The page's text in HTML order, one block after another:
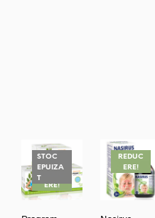
STOC
EPUIZA
TREDUC
ERE!
REDUC
ERE!